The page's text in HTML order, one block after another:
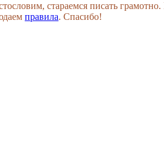
стараемся писать
правила. Спасибо!